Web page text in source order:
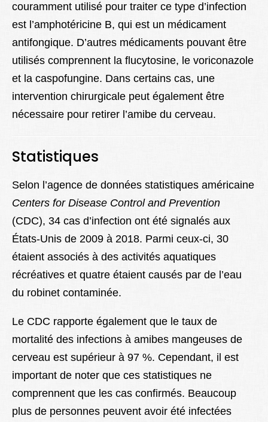
couramment utilisé pour traiter ce type d’infection
est l’amphotéricine B, qui est un médicament
antifongique. D’autres médicaments pouvant être
utilisés comprennent la flucytosine, le voriconazole
et la caspofungine. Dans certains cas, une
intervention chirurgicale peut également être
nécessaire pour retirer l’amibe du cerveau.
Statistiques
Selon l’agence de données statistiques américaine
Centers for Disease Control and Prevention
(CDC), 34 cas d’infection ont été signalés aux
États-Unis de 2009 à 2018. Parmi ceux-ci, 30
étaient associés à des activités aquatiques
récréatives et quatre étaient causés par de l’eau
du robinet contaminée.
Le CDC rapporte également que le taux de
mortalité des infections à amibes mangeuses de
cerveau est supérieur à 97 %. Cependant, il est
important de noter que ces statistiques ne
comprennent que les cas confirmés. Beaucoup
plus de personnes peuvent avoir été infectées